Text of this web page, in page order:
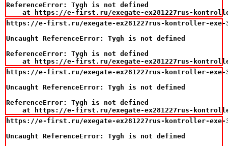
ReferenceError: Tygh is not defined
at https://e-first.ru/exegate-ex281227rus-
https://e-first.ru/exegate-ex281227rus-kontroller-exe-
Uncaught ReferenceError: Tygh is not defined
ReferenceError: Tygh is not defined
at https://e-first.ru/exegate-ex281227rus-
https://e-first.ru/exegate-ex281227rus-kontroller-exe-
Uncaught ReferenceError: Tygh is not defined
ReferenceError: Tygh is not defined
at https://e-first.ru/exegate-ex281227rus-
https://e-first.ru/exegate-ex281227rus-kontroller-exe-
Uncaught ReferenceError: Tygh is not defined